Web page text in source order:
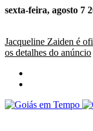
sexta-feira, agosto 7
Jacqueline Zaiden é
os detalhes do anúncio